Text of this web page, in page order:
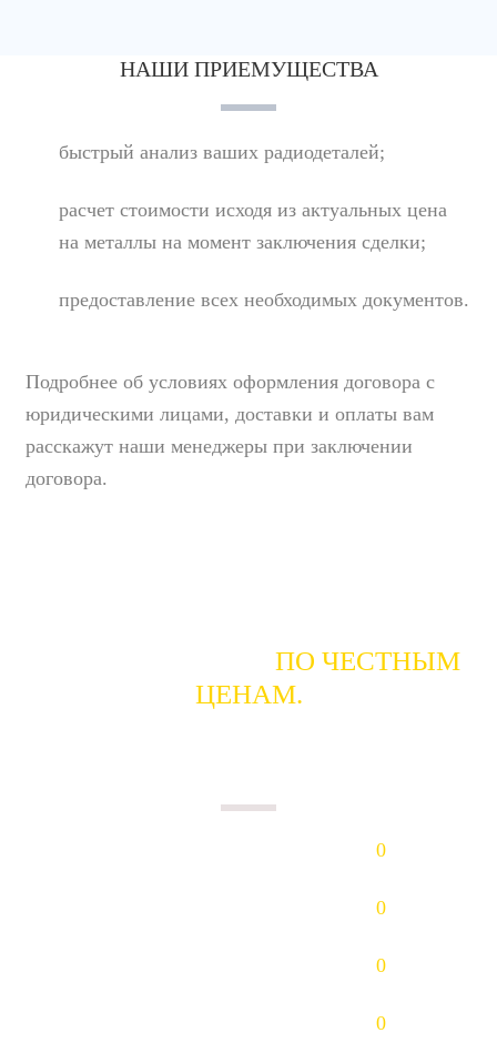
НАШИ ПРИЕМУЩЕСТВА
быстрый анализ ваших радиодеталей;
расчет стоимости исходя из актуальных цена
на металлы на момент заключения сделки;
предоставление всех необходимых документов.
Подробнее об условиях оформления договора с
юридическими лицами, доставки и оплаты вам
расскажут наши менеджеры при заключении
договора.
ПО ЧЕСТНЫМ
ЦЕНАМ.
0
0
0
0